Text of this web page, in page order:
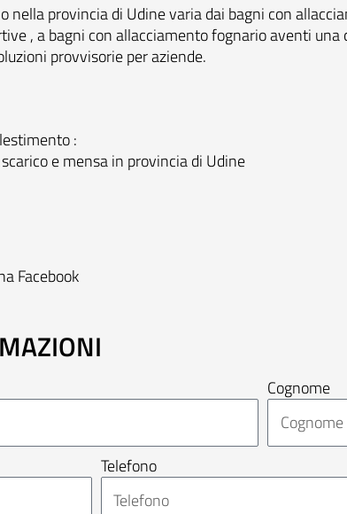
nella provincia di Udine varia dai bagni con
, a bagni con allacciamento fognario aventi
provvisorie per aziende.
:
e mensa in provincia di Udine
Facebook
Cognome
Telefono